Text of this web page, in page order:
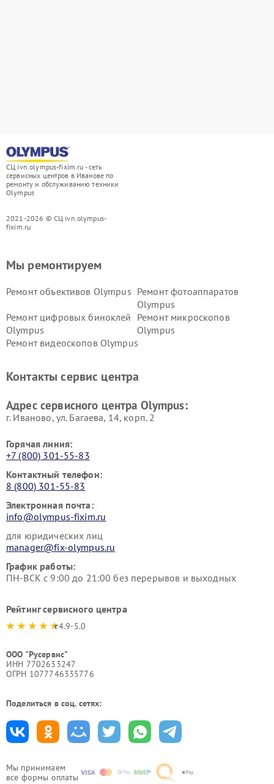
СЦ ivn.olympus-fixim.ru - сеть
сервисных центров в Иванове по
ремонту и обслуживанию техники
Olympus
2021-2026 © СЦ ivn.olympus-
fixim.ru
Мы принимаем
все формы оплаты
Мы ремонтируем
Ремонт объективов Olympus Ремонт фотоаппаратов
Olympus
Ремонт цифровых биноклей
Olympus
Ремонт микроскопов
Olympus
Ремонт видеоскопов Olympus
Контакты сервис центра
Адрес сервисного центра Olympus:
г. Иваново, ул. Багаева, 14, корп. 2
Горячая линия:
+7 (800) 301-55-83
Контактный телефон:
8 (800) 301-55-83
Электронная почта:
info@olympus-fixim.ru
для юридических лиц
manager@fix-olympus.ru
График работы:
ПН-ВСК с 9:00 до 21:00 без перерывов и выходных
Рейтинг сервисного центра
4.9-5.0
ООО "Русервис"
ИНН 7702633247
ОГРН 1077746335776
Поделиться в соц. сетях: